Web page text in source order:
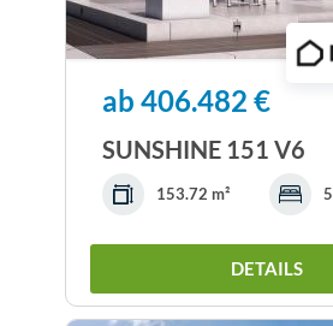
ab 406.482 €
SUNSHINE 151 V6
153.72 m² 5
DETAILS